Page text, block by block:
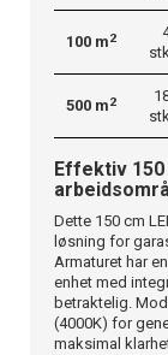
100 m2
500 m2
Effektiv
Dette 150 cm
løsning for
Armaturet har
enhet med
betraktelig.
(4000K) for
maksimal